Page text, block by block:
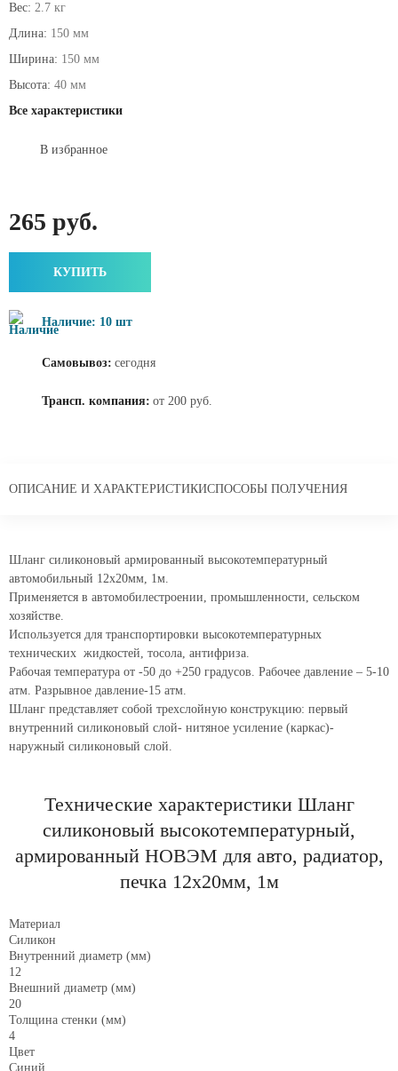
Вес: 2.7 кг
Длина: 150 мм
Ширина: 150 мм
Высота: 40 мм
Все характеристики
В избранное
265 руб.
КУПИТЬ
Наличие: 10 шт
Самовывоз: сегодня
Трансп. компания: от 200 руб.
ОПИСАНИЕ И ХАРАКТЕРИСТИКИСПОСОБЫ ПОЛУЧЕНИЯ
Шланг силиконовый армированный высокотемпературный
автомобильный 12x20мм, 1м.
Применяется в автомобилестроении, промышленности, сельском
хозяйстве.
Используется для транспортировки высокотемпературных
технических жидкостей, тосола, антифриза.
Рабочая температура от -50 до +250 градусов. Рабочее давление – 5-10
атм. Разрывное давление-15 атм.
Шланг представляет собой трехслойную конструкцию: первый
внутренний силиконовый слой- нитяное усиление (каркас)-
наружный силиконовый слой.
Технические характеристики Шланг
силиконовый высокотемпературный,
армированный НОВЭМ для авто, радиатор,
печка 12x20мм, 1м
Материал
Силикон
Внутренний диаметр (мм)
12
Внешний диаметр (мм)
20
Толщина стенки (мм)
4
Цвет
Синий